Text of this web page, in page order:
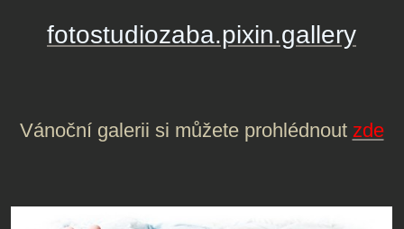
fotostudiozaba.pixin.gallery
Vánoční galerii si můžete prohlédnout zde